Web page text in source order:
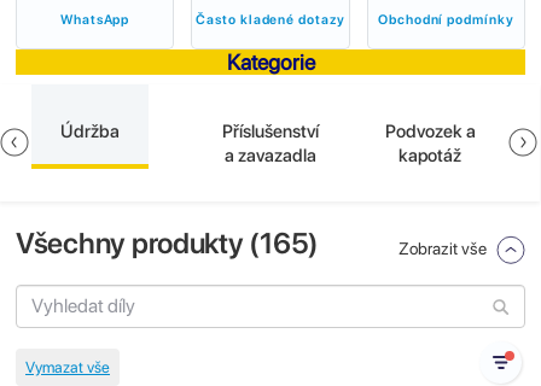
WhatsApp Často kladené dotazy Obchodní podmínky
Kategorie
Údržba
Příslušenství
a zavazadla
Podvozek a
kapotáž
Všechny produkty (165) Zobrazit vše